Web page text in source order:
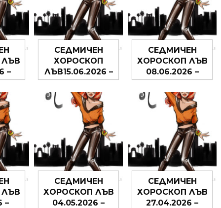
–
СЕДМИЧЕН
ХОРОСКОП
ЛЪВ15.06.2026 –
21.06.2026
СЕДМИЧЕН
ХОРОСКОП ЛЪВ
08.06.2026 –
14.06.2026
–
СЕДМИЧЕН
ХОРОСКОП ЛЪВ
04.05.2026 –
СЕДМИЧЕН
ХОРОСКОП ЛЪВ
27.04.2026 –